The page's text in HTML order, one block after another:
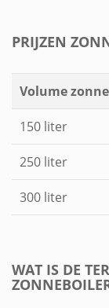
PRIJZEN
Volume
150 liter
250 liter
300 liter
WAT IS DE